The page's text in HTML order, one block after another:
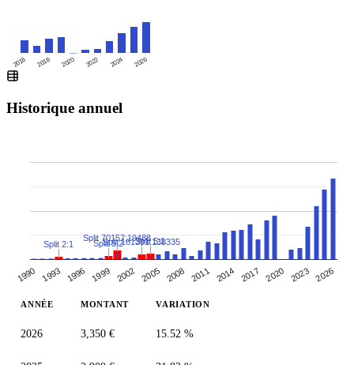
2016 2018 2020 2022 2024 2026
Historique annuel
1990 1993 1996 1999 2002 2005 2008 2011 2014 2017 2020 2023 2026
Split 2:1 Split 5:2
Split 70157:19488
Split 161391:138335
Split 5:1
ANNÉE MONTANT VARIATION
2026 3,350 € 15.52 %